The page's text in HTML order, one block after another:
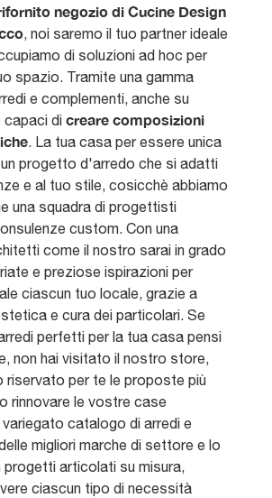
negozio di Cucine Design
, noi saremo il tuo partner ideale
di soluzioni ad hoc per
spazio. Tramite una gamma
e complementi, anche su
capaci di creare composizioni
. La tua casa per essere unica
progetto d'arredo che si adatti
e al tuo stile, cosicchè abbiamo
una squadra di progettisti
custom. Con una
come il nostro sarai in grado
e preziose ispirazioni per
ciascun tuo locale, grazie a
e cura dei particolari. Se
perfetti per la tua casa pensi
non hai visitato il nostro store,
riservato per te le proposte più
rinnovare le vostre case
catalogo di arredi e
migliori marche di settore e lo
articolati su misura,
ciascun tipo di necessità